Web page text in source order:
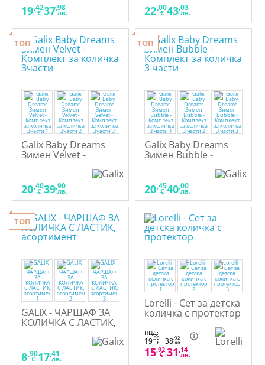
19,42
€ 37,98
лв. 22,00
€ 43,03
лв.
ТОП
Galix Baby Dreams
Зимен Velvet -
20,40
€ 39,90
лв.
ТОП
Galix Baby Dreams
Зимен Bubble -
20,45
€ 40,00
лв.
ТОП
GALIX - ЧАРШАФ ЗА
КОЛИЧКА С ЛАСТИК,
8,90
€ 17,41
лв.
Lorelli - Сет за детска
количка с протектор
ПЦД:
19,90
€ 38,92
лв.
15,92
€ 31,14
лв.